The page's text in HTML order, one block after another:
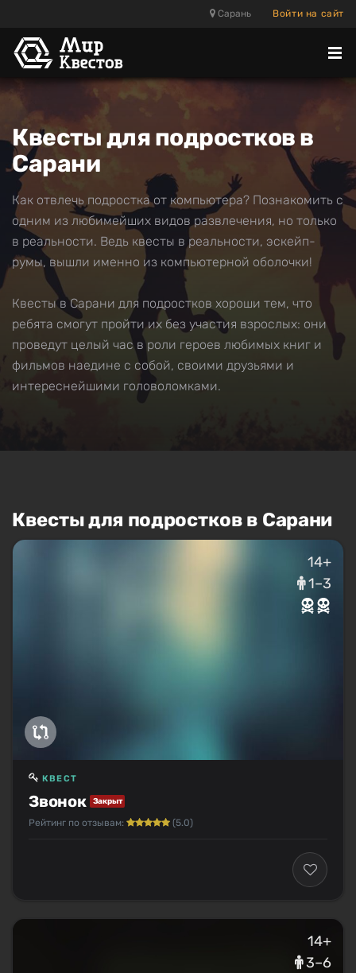
Сарань Войти на сайт
Квесты для подростков в
Сарани
Как отвлечь подростка от компьютера? Познакомить с
одним из любимейших видов развлечения, но только
в реальности. Ведь квесты в реальности, эскейп-
румы, вышли именно из компьютерной оболочки!
Квесты в Сарани для подростков хороши тем, что
ребята смогут пройти их без участия взрослых: они
проведут целый час в роли героев любимых книг и
фильмов наедине с собой, своими друзьями и
интереснейшими головоломками.
Квесты для подростков в Сарани
14+
1–3
Звонок Закрыт
КВЕСТ
Рейтинг по отзывам: (5.0)
14+
3–6